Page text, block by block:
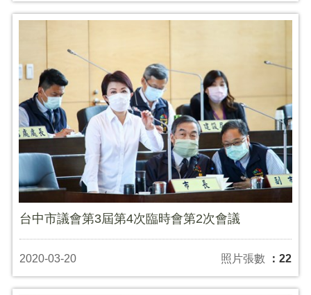
台中市議會第3屆第4次臨時會第2次會議
2020-03-20 照片張數 ：22